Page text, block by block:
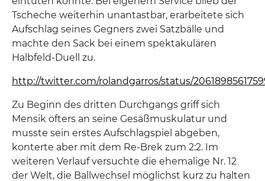
Tscheche weiterhin unantastbar, erarbeitete sich
Aufschlag seines Gegners zwei Satzbälle und
machte den Sack bei einem spektakulären
Halbfeld-Duell zu.
http://twitter.com/rolandgarros/status/
Zu Beginn des dritten Durchgangs griff sich
Mensik öfters an seine Gesäßmuskulatur und
musste sein erstes Aufschlagspiel abgeben,
konterte aber mit dem Re-Brek zum 2:2. Im
weiteren Verlauf versuchte die ehemalige Nr. 12
der Welt, die Ballwechsel möglichst kurz zu halten